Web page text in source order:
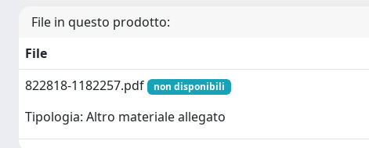
File in questo prodotto:
File
822818-1182257.pdf
non disponibili
Tipologia: Altro materiale allegato